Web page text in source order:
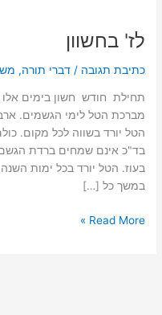
לז' בחשוון
כתיבת תגובה /דברי תורה,
תחילת חודש חשון בימים אלו
מברכת הטל לימי הגשמים.
הטל יורד בשווה לכל מקום.
בד"כ אינם שמחים ברדת
בעוז. הטל יורד בכל ימות
במשך כל […]
Read More »